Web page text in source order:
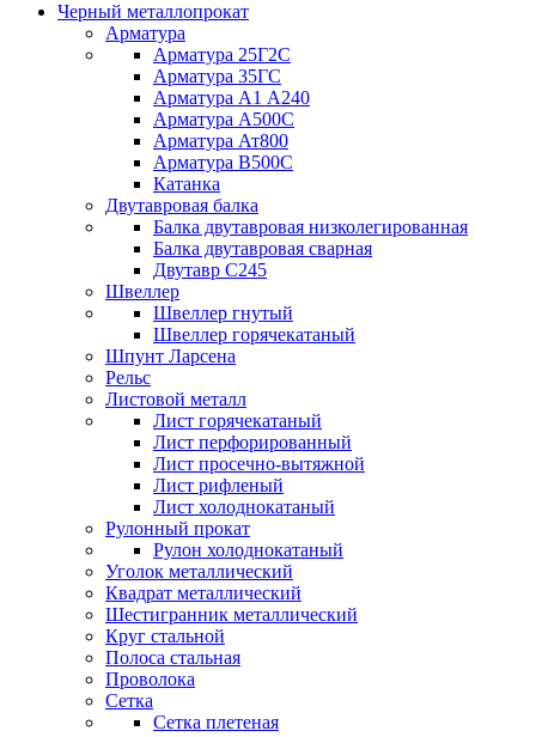
Черный металлопрокат
Арматура
Арматура 25Г2С
Арматура 35ГС
Арматура А1 А240
Арматура А500С
Арматура Ат800
Арматура В500С
Катанка
Двутавровая балка
Балка двутавровая низколегированная
Балка двутавровая сварная
Двутавр С245
Швеллер
Швеллер гнутый
Швеллер горячекатаный
Шпунт Ларсена
Рельс
Листовой металл
Лист горячекатаный
Лист перфорированный
Лист просечно-вытяжной
Лист рифленый
Лист холоднокатаный
Рулонный прокат
Рулон холоднокатаный
Уголок металлический
Квадрат металлический
Шестигранник металлический
Круг стальной
Полоса стальная
Проволока
Сетка
Сетка плетеная